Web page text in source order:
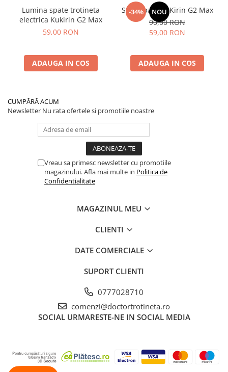
Lumina spate trotineta
electrica Kukirin G2 Max
59,00 RON
ADAUGA IN COS
-34% NOU
Stop Spate KuKirin G2 Max
90,00 RON
59,00 RON
ADAUGA IN COS
CUMPĂRĂ ACUM
Newsletter Nu rata ofertele si promotiile noastre
Vreau sa primesc newsletter cu promotiile
magazinului. Afla mai multe in Politica de
Confidentialitate
MAGAZINUL MEU
CLIENTI
DATE COMERCIALE
SUPORT CLIENTI
0777028710
comenzi@doctortrotineta.ro
SOCIAL URMARESTE-NE IN SOCIAL MEDIA